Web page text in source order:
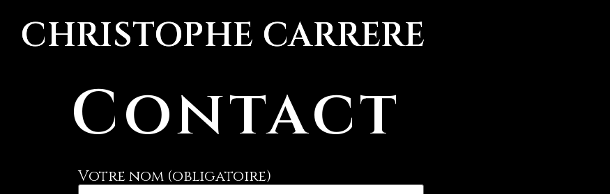
CHRISTOPHE CARRERE
Contact
Votre nom (obligatoire)